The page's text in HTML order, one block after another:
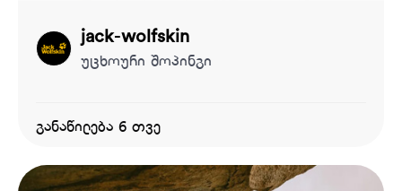
jack-wolfskin
უცხოური შოპინგი
განაწილება 6 თვე